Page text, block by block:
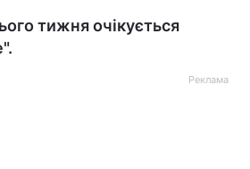
тижня очікується
Реклама